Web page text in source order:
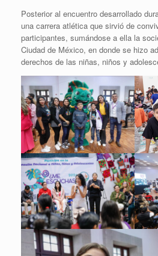
Posterior al encuentro desarrollado
una carrera atlética que sirvió de
participantes, sumándose a ella la
Ciudad de México, en donde se hizo
derechos de las niñas, niños y